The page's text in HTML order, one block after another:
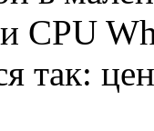
CPU
так: